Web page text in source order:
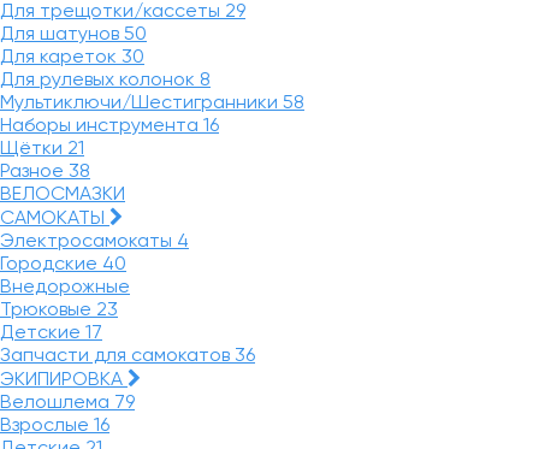
Для трещотки/кассеты 29
Для шатунов 50
Для кареток 30
Для рулевых колонок 8
Мультиключи/Шестигранники 58
Наборы инструмента 16
Щётки 21
Разное 38
ВЕЛОСМАЗКИ
САМОКАТЫ
Электросамокаты 4
Городские 40
Внедорожные
Трюковые 23
Детские 17
Запчасти для самокатов 36
ЭКИПИРОВКА
Велошлема 79
Взрослые 16